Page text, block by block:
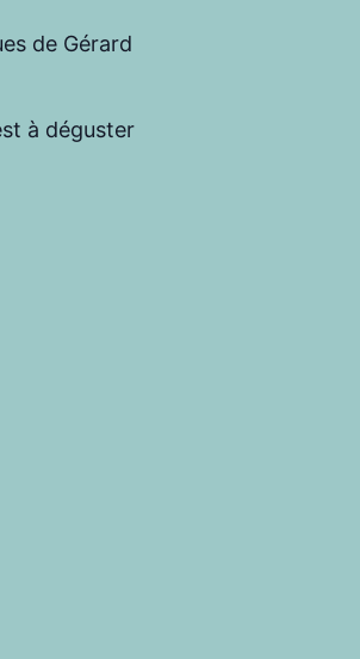
de Gérard
à déguster